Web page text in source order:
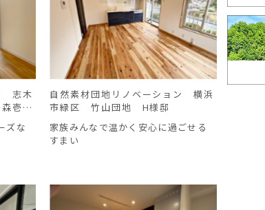
志木
壱番
ズな
自然素材団地リノベーション 横浜
市緑区 竹山団地 H様邸
家族みんなで温かく安心に過ごせる
すまい